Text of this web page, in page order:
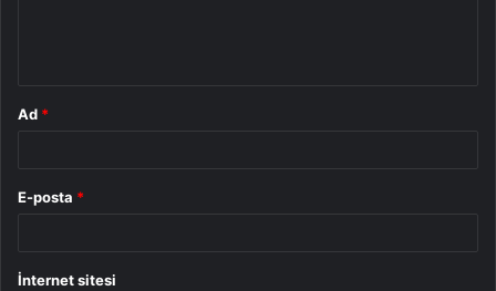
Ad *
E-posta *
İnternet sitesi